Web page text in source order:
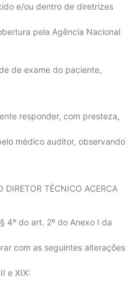
e/ou dentro de diretrizes
pela Agência Nacional
de exame do paciente,
responder, com presteza,
médico auditor, observando
DIRETOR TÉCNICO ACERCA
4º do art. 2º do Anexo I da
com as seguintes alterações
e XIX: